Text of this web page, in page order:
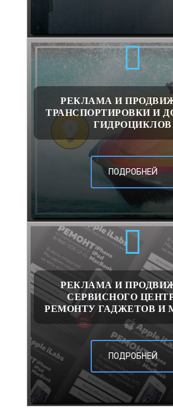
РЕКЛАМА И
ТРАНСПОРТИРОВКИ И
ГИДРОЦИКЛОВ
ПОДРОБНЕЙ
РЕКЛАМА И
СЕРВИСНОГО
РЕМОНТУ ГАДЖЕТОВ И
ПОДРОБНЕЙ